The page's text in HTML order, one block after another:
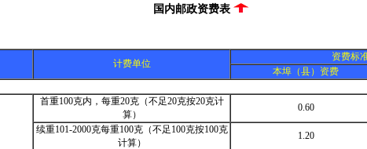
国内邮政资费表
计费单位
资费标
本埠（县）资费
首重100克内，每重20克（不足20克按20克计
算）
0.60
续重101-2000克每重100克（不足100克按100克
计算）
1.20